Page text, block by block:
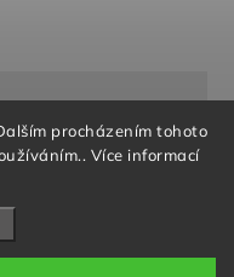
procházením tohoto
Více informací